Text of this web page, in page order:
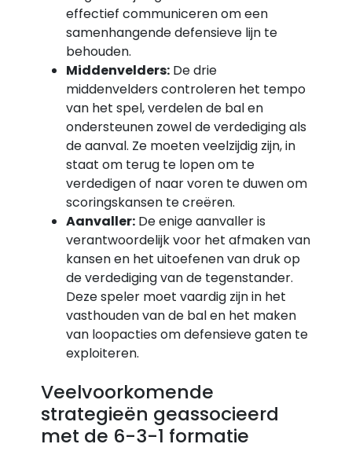
effectief communiceren om een
samenhangende defensieve lijn te
behouden.
Middenvelders: De drie
middenvelders controleren het tempo
van het spel, verdelen de bal en
ondersteunen zowel de verdediging als
de aanval. Ze moeten veelzijdig zijn, in
staat om terug te lopen om te
verdedigen of naar voren te duwen om
scoringskansen te creëren.
Aanvaller: De enige aanvaller is
verantwoordelijk voor het afmaken van
kansen en het uitoefenen van druk op
de verdediging van de tegenstander.
Deze speler moet vaardig zijn in het
vasthouden van de bal en het maken
van loopacties om defensieve gaten te
exploiteren.
Veelvoorkomende
strategieën geassocieerd
met de 6-3-1 formatie